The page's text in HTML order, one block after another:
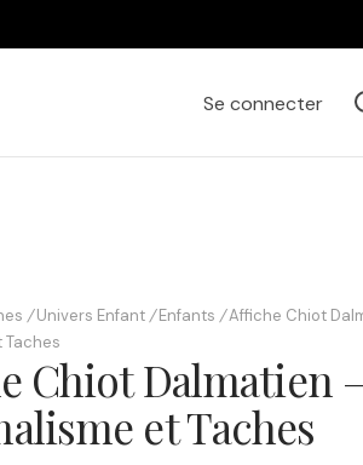
Se connecter
/ Univers Enfant / Enfants /Affiche Chiot
Taches
Chiot Dalmatien –
et Taches
Panier